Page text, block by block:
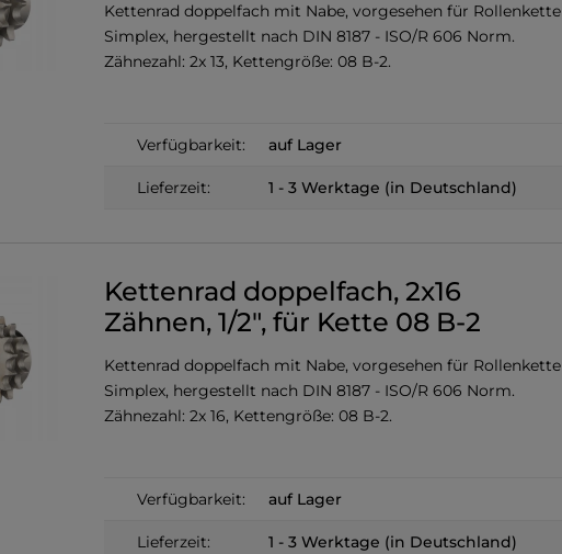
Kettenrad doppelfach mit Nabe, vorgesehen für Rollenkette
Simplex, hergestellt nach DIN 8187 - ISO/R 606 Norm.
Zähnezahl: 2x 13, Kettengröße: 08 B-2.
Verfügbarkeit: auf Lager
Lieferzeit: 1 - 3 Werktage (in Deutschland)
Kettenrad doppelfach, 2x16
Zähnen, 1/2", für Kette 08 B-2
Kettenrad doppelfach mit Nabe, vorgesehen für Rollenkette
Simplex, hergestellt nach DIN 8187 - ISO/R 606 Norm.
Zähnezahl: 2x 16, Kettengröße: 08 B-2.
Verfügbarkeit: auf Lager
Lieferzeit: 1 - 3 Werktage (in Deutschland)